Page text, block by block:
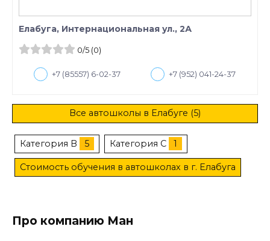
Елабуга, Интернациональная ул., 2А
0/5(0)
+7 (85557) 6-02-37 +7 (952) 041-24-37
Все автошколы в Елабуге (5)
Категория B 5 Категория C 1
Стоимость обучения в автошколах в г. Елабуга
Про компанию Ман